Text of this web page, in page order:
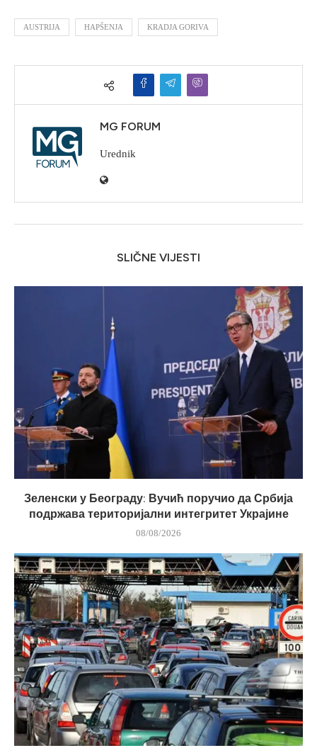
AUSTRIJA HAPŠENJA KRADJA GORIVA
MG FORUM
Urednik
SLIČNE VIJESTI
Зеленски у Београду: Вучић поручио да Србија
подржава територијални интегритет Украјине
08/08/2026